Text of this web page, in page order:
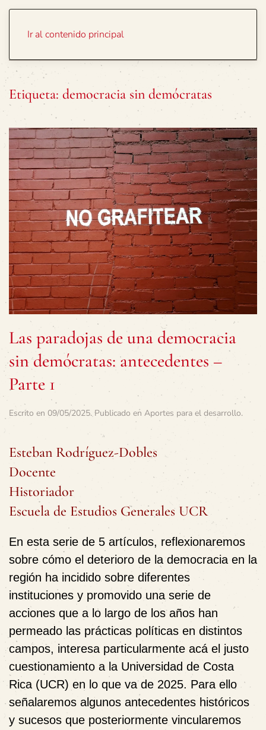
Ir al contenido principal
Etiqueta: democracia sin demócratas
Las paradojas de una democracia
sin demócratas: antecedentes –
Parte 1
Escrito en 09/05/2025. Publicado en Aportes para el desarrollo.
Esteban Rodríguez-Dobles
Docente
Historiador
Escuela de Estudios Generales UCR
En esta serie de 5 artículos, reflexionaremos
sobre cómo el deterioro de la democracia en la
región ha incidido sobre diferentes
instituciones y promovido una serie de
acciones que a lo largo de los años han
permeado las prácticas políticas en distintos
campos, interesa particularmente acá el justo
cuestionamiento a la Universidad de Costa
Rica (UCR) en lo que va de 2025. Para ello
señalaremos algunos antecedentes históricos
y sucesos que posteriormente vincularemos